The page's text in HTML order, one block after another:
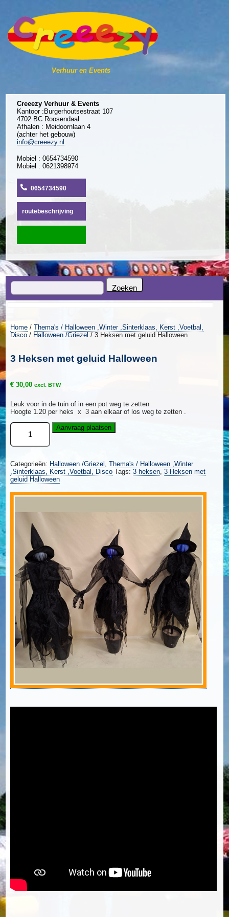
Verhuur en Events
Creeezy Verhuur & Events
Kantoor :Burgerhoutsestraat 107
4702 BC Roosendaal
Afhalen : Meidoornlaan 4
(achter het gebouw)
info@creeezy.nl
Mobiel : 0654734590
Mobiel : 0621398974
0654734590
routebeschrijving
Home/ Thema's / Halloween ,Winter ,Sinterklaas, Kerst ,Voetbal,
Disco/ Halloween /Griezel / 3 Heksen met geluid Halloween
3 Heksen met geluid Halloween
€30,00 excl. BTW
Leuk voor in de tuin of in een pot weg te zetten
Hoogte 1.20 per heks x 3 aan elkaar of los weg te zetten .
3
Heksen
geluid
aantal
Aanvraag plaatsen
Categorieën: Halloween /Griezel Thema's / Halloween ,Winter
,Sinterklaas, Kerst ,Voetbal, Disco Tags: 3 heksen, 3 Heksen met
geluid Halloween